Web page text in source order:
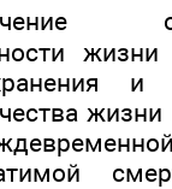
жизни
и
жизни